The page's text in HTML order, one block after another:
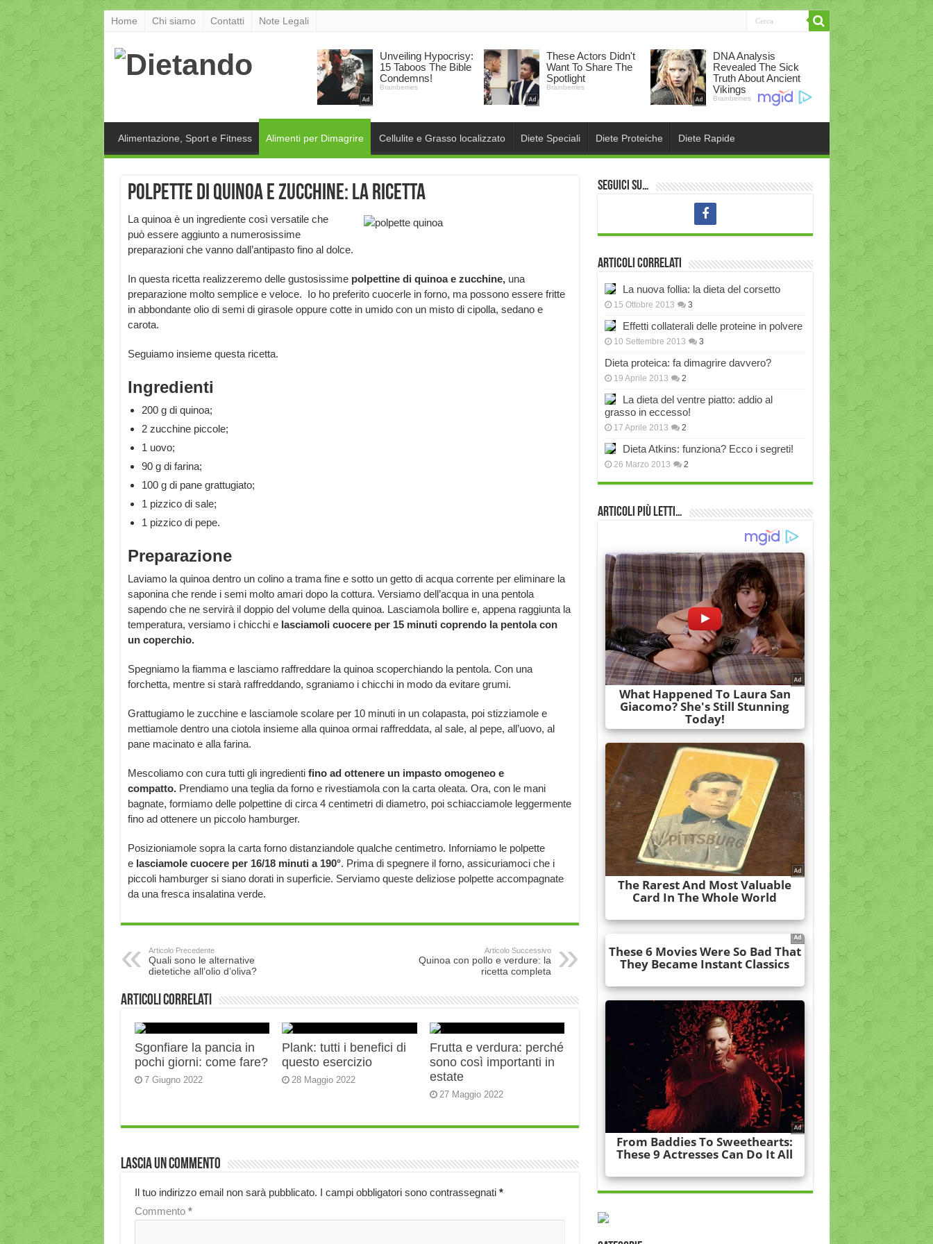
Home Chi siamo Contatti Note Legali
Alimentazione, Sport e Fitness Alimenti per Dimagrire Cellulite e Grasso localizzato Diete Speciali Diete Proteiche Diete Rapide
Polpette di quinoa e zucchine: la ricetta
La quinoa è un ingrediente così versatile che
può essere aggiunto a numerosissime
preparazioni che vanno dall’antipasto fino al dolce.
In questa ricetta realizzeremo delle gustosissime polpettine di quinoa e zucchine,una
preparazione molto semplice e veloce. Io ho preferito cuocerle in forno, ma possono essere fritte
in abbondante olio di semi di girasole oppure cotte in umido con un misto di cipolla, sedano e
carota.
Seguiamo insieme questa ricetta.
Ingredienti
200 g di quinoa;
2 zucchine piccole;
1 uovo;
90 g di farina;
100 g di pane grattugiato;
1 pizzico di sale;
1 pizzico di pepe.
Preparazione
Laviamo la quinoa dentro un colino a trama fine e sotto un getto di acqua corrente per eliminare la
saponina che rende i semi molto amari dopo la cottura. Versiamo dell’acqua in una pentola
sapendo che ne servirà il doppio del volume della quinoa. Lasciamola bollire e, appena raggiunta la
temperatura, versiamo i chicchi elasciamoli cuocere per 15 minuti coprendo la pentola con
un coperchio.
Spegniamo la fiamma e lasciamo raffreddare la quinoa scoperchiando la pentola. Con una
forchetta, mentre si starà raffreddando, sgraniamo i chicchi in modo da evitare grumi.
Grattugiamo le zucchine e lasciamole scolare per 10 minuti in un colapasta, poi stizziamole e
mettiamole dentro una ciotola insieme alla quinoa ormai raffreddata, al sale, al pepe, all’uovo, al
pane macinato e alla farina.
Mescoliamo con cura tutti gli ingredienti fino ad ottenere un impasto omogeneo e
compatto.Prendiamo una teglia da forno e rivestiamola con la carta oleata. Ora, con le mani
bagnate, formiamo delle polpettine di circa 4 centimetri di diametro, poi schiacciamole leggermente
fino ad ottenere un piccolo hamburger.
Posizioniamole sopra la carta forno distanziandole qualche centimetro. Inforniamo le polpette
e lasciamole cuocere per 16/18 minuti a 190°. Prima di spegnere il forno, assicuriamoci che i
piccoli hamburger si siano dorati in superficie. Serviamo queste deliziose polpette accompagnate
da una fresca insalatina verde.
Articolo Precedente
Quali sono le alternative
dietetiche all’olio d’oliva?
Articolo Successivo
Quinoa con pollo e verdure: la
ricetta completa
Articoli correlati
Sgonfiare la pancia in
pochi giorni: come fare?
7 Giugno 2022
Plank: tutti i benefici di
questo esercizio
28 Maggio 2022
Frutta e verdura: perché
sono così importanti in
estate
27 Maggio 2022
Lascia un commento
Il tuo indirizzo email non sarà pubblicato. I campi obbligatori sono contrassegnati *
Commento *
Seguici su…
Articoli correlati
La nuova follia: la dieta del corsetto
15 Ottobre 2013 3
Effetti collaterali delle proteine in polvere
10 Settembre 2013 3
Dieta proteica: fa dimagrire davvero?
19 Aprile 2013 2
La dieta del ventre piatto: addio al
grasso in eccesso!
17 Aprile 2013 2
Dieta Atkins: funziona? Ecco i segreti!
26 Marzo 2013 2
Articoli più Letti…